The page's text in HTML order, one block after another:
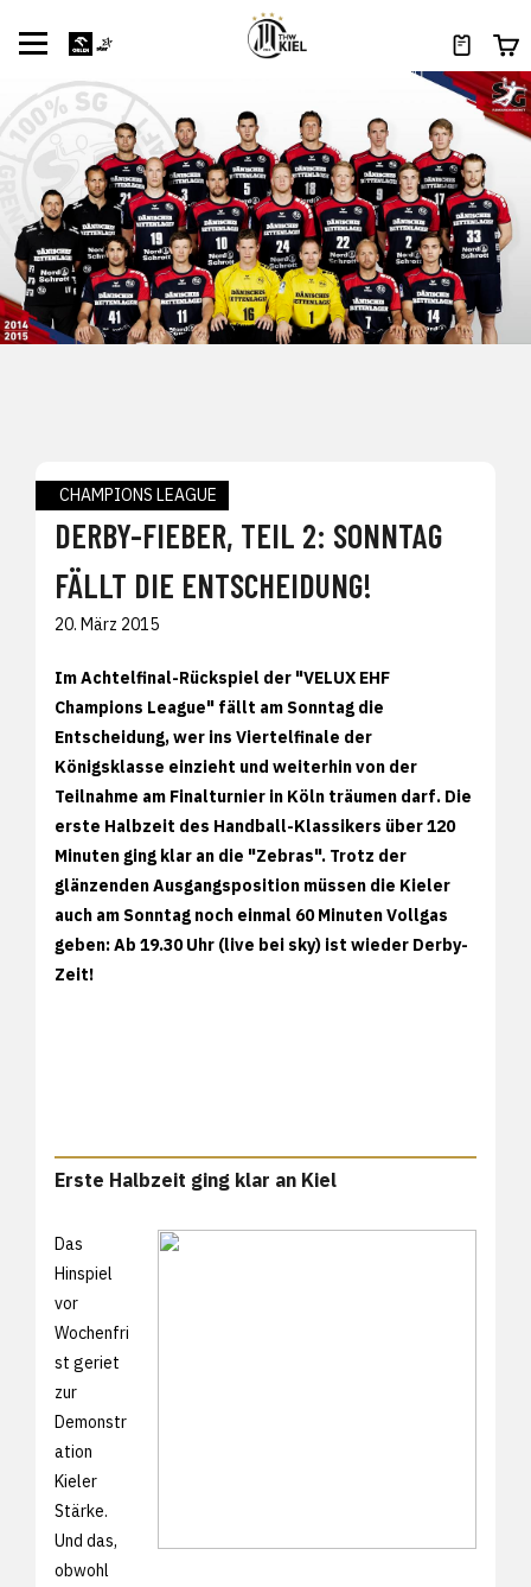
CHAMPIONS LEAGUE
DERBY-FIEBER, TEIL 2: SONNTAG
FÄLLT DIE ENTSCHEIDUNG!
20. März 2015
Im Achtelfinal-Rückspiel der "VELUX EHF
Champions League" fällt am Sonntag die
Entscheidung, wer ins Viertelfinale der
Königsklasse einzieht und weiterhin von der
Teilnahme am Finalturnier in Köln träumen darf. Die
erste Halbzeit des Handball-Klassikers über 120
Minuten ging klar an die "Zebras". Trotz der
glänzenden Ausgangsposition müssen die Kieler
auch am Sonntag noch einmal 60 Minuten Vollgas
geben: Ab 19.30 Uhr (live bei sky) ist wieder Derby-
Zeit!
Erste Halbzeit ging klar an Kiel
Das
Hinspiel
vor
Wochenfri
st geriet
zur
Demonstr
ation
Kieler
Stärke.
Und das,
obwohl